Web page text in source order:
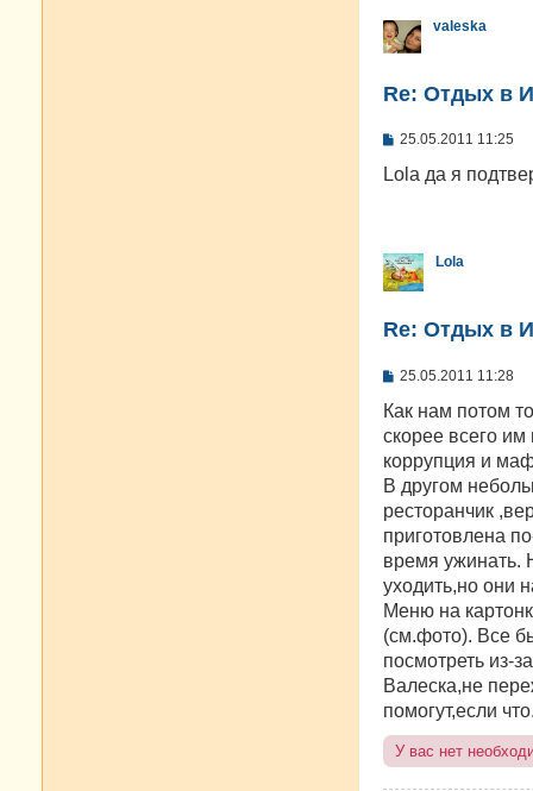
valeska
Re: Отдых в
С
о
и
е
25.05.2011 11:25
Lola да я
Lola
Re: Отдых в
С
о
щ
е
и
е
25.05.2011 11:28
Как нам потом
скорее всего им
коррупция и
В другом
ресторанчик
приготовлена
время ужинать.
уходить,но они
Меню на
(см.фото). Все
посмотреть из-
Валеска,не
помогут,если
У вас нет